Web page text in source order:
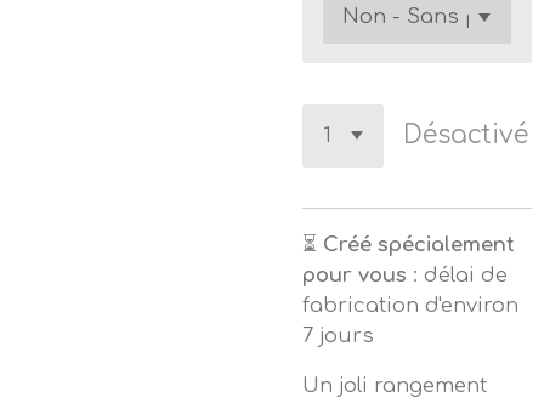
Désactivé
⏳ Créé spécialement
pour vous : délai de
fabrication d'environ
7 jours
Un joli rangement